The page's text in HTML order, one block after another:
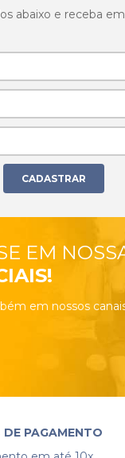
abaixo e receba
EM
em nossos
DE PAGAMENTO